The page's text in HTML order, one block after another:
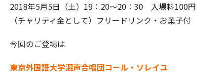
2018年5月5日（土）19：20～20：30 入場料100円
（チャリティ金として）フリードリンク・お菓子付
今回のご登場は
東京外国語大学混声合唱団コール・ソレイユ